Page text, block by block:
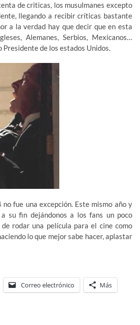
de criticas, los musulmanes excepto
llegando a recibir críticas bastante
a la verdad hay que decir que en esta
Alemanes, Serbios, Mexicanos…
Presidente de los estados Unidos.
fue una excepción. Este mismo año y
su fin dejándonos a los fans un poco
rodar una película para el cine como
lo que mejor sabe hacer, aplastar
Correo electrónico Más